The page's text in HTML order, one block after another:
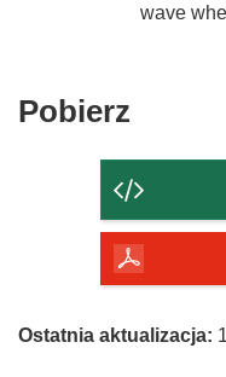
wave
Pobierz
strony
Ostatnia aktualizacja: